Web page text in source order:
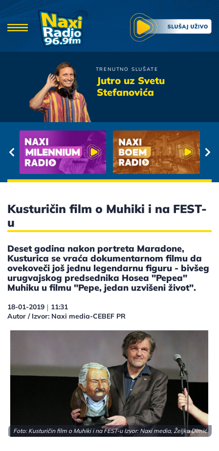
TRENUTNO SLUŠATE
Jutro uz Svetu
Stefanovića
Djavoli
Pricaj Mi O Ljubavi
Kusturičin film o Muhiki i na FEST-
u
Deset godina nakon portreta Maradone,
Kusturica se vraća dokumentarnom filmu da
ovekoveči još jednu legendarnu figuru - bivšeg
urugvajskog predsednika Hosea "Pepea"
Muhiku u filmu "Pepe, jedan uzvišeni život".
18-01-2019 | 11:31
Autor / Izvor: Naxi media-CEBEF PR
Foto: Kusturičin film o Muhiki i na FEST-u Izvor: Naxi media, Željka Dimić